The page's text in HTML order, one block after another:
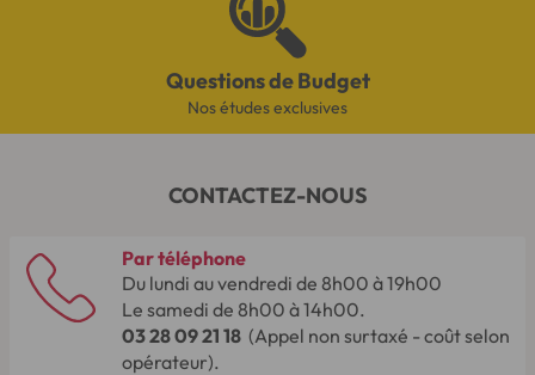
Questions de Budget
Nos études exclusives
CONTACTEZ-NOUS
Par téléphone
Du lundi au vendredi de 8h00 à 19h00
Le samedi de 8h00 à 14h00.
03 28 09 21 18 (Appel non surtaxé - coût selon
opérateur).